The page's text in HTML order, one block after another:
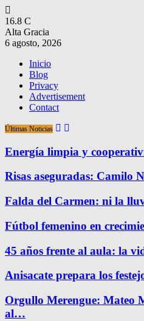
16.8 C
Alta Gracia
6 agosto, 2026
Inicio
Blog
Privacy
Advertisement
Contact
Últimas Noticias
Energía limpia y
Risas aseguradas: Camilo
Falda del Carmen: ni la
Fútbol femenino en
45 años frente al aula: la
Anisacate prepara los
Orgullo Merengue: Mateo
al…